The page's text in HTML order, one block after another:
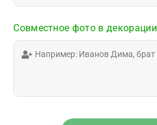
Совместное фото в декорации